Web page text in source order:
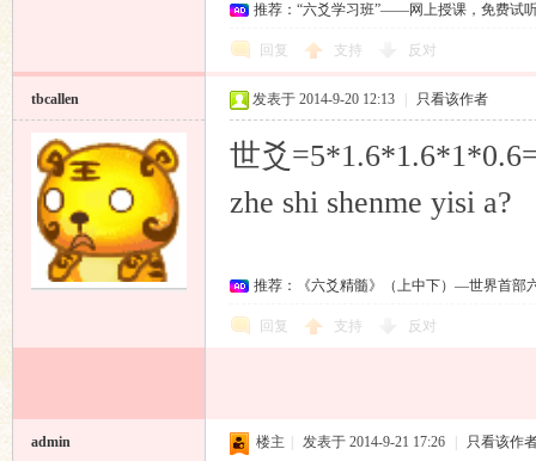
推荐：“六爻学习班”——网上授课，免费试
回复 支持 反对
tbcallen 发表于 2014-9-20 12:13 只看该作者
世爻
zhe shi shenme yisi a?
推荐：《六爻精髓》（上中下）—世界首部
回复 支持 反对
admin 楼主 发表于 2014-9-21 17:26 只看该作